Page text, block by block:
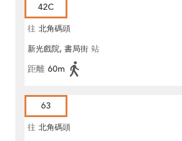
42C
往 北角碼頭
新光戲院, 書局街 站
距離 60m
63
往 北角碼頭